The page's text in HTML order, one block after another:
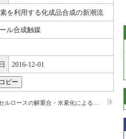
を利用する化成品合成の新潮流
ル合成触媒
2016-12-01
リグノセルロースの解重合・水素化による化学品合成